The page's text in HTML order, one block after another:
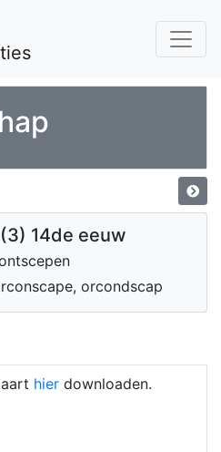
14de eeuw
orcondscap
hier downloaden.